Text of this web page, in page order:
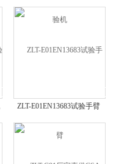
机
ZLT-E01EN13683试验手臂